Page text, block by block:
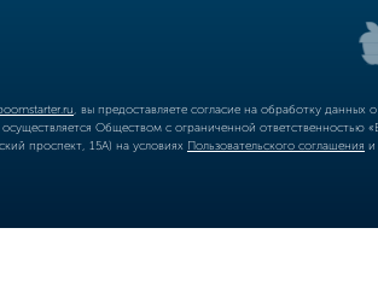
, вы предоставляете согласие на обработку
осуществляется Обществом с ограниченной
проспект, 15А) на условиях Пользовательского соглашения и